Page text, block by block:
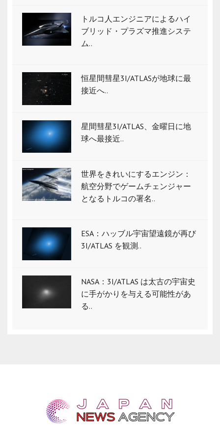
トルコ人エンジニアによるハイ
ブリッド・プラズマ推進システ
ム..
恒星間彗星3I/ATLASが地球に最
接近へ..
星間彗星3I/ATLAS、金曜日に地
球へ最接近..
世界をきれいにするエンジン：
航空分野でゲームチェンジャー
となるトルコの署名..
ESA：ハッブル宇宙望遠鏡が再び
3I/ATLAS を観測..
NASA：3I/ATLAS は太古の宇宙史
に手がかりを与える可能性があ
る..